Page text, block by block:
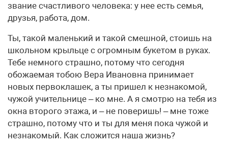
звание счастливого человека: у нее есть семья,
друзья, работа, дом.
Ты, такой маленький и такой смешной, стоишь на
школьном крыльце с огромным букетом в руках.
Тебе немного страшно, потому что сегодня
обожаемая тобою Вера Ивановна принимает
новых первоклашек, а ты пришел к незнакомой,
чужой учительнице – ко мне. А я смотрю на тебя из
окна второго этажа, и – не поверишь! – мне тоже
страшно, потому что и ты для меня пока чужой и
незнакомый. Как сложится наша жизнь?